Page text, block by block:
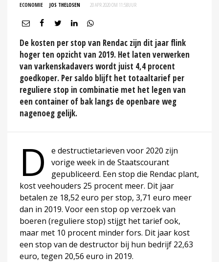
ECONOMIE JOS THELOSEN 20 APR 2020 OM 11:58UUR
De kosten per stop van Rendac zijn dit jaar flink
hoger ten opzicht van 2019. Het laten verwerken
van varkenskadavers wordt juist 4,4 procent
goedkoper. Per saldo blijft het totaaltarief per
reguliere stop in combinatie met het legen van
een container of bak langs de openbare weg
nagenoeg gelijk.
D
e destructietarieven voor 2020 zijn
vorige week in de Staatscourant
gepubliceerd. Een stop die Rendac plant,
kost veehouders 25 procent meer. Dit jaar
betalen ze 18,52 euro per stop, 3,71 euro meer
dan in 2019. Voor een stop op verzoek van
boeren (reguliere stop) stijgt het tarief ook,
maar met 10 procent minder fors. Dit jaar kost
een stop van de destructor bij hun bedrijf 22,63
euro, tegen 20,56 euro in 2019.